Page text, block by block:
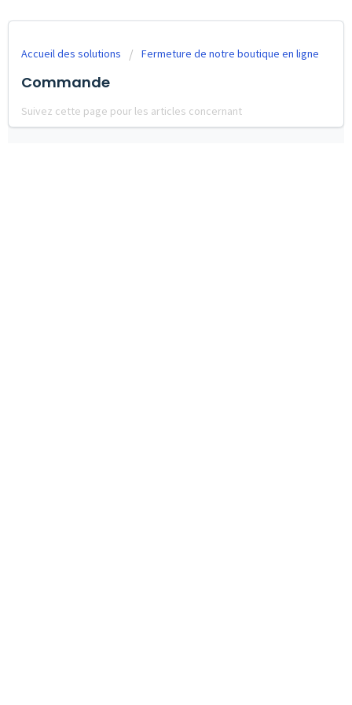
Accueil des solutions Fermeture de notre boutique en ligne
Commande
Suivez cette page pour les articles concernant